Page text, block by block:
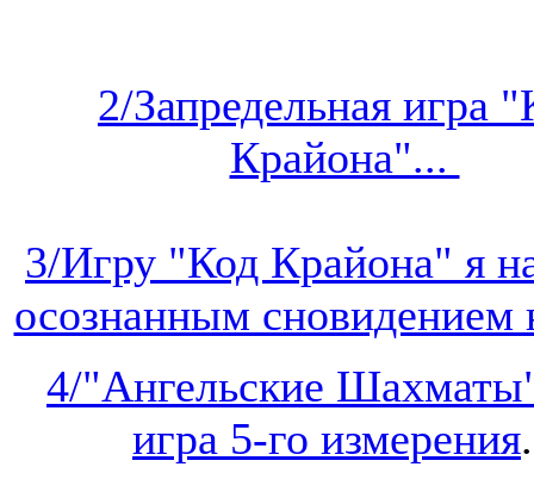
2/Запредельная игра
Крайона"...
3/Игру "Код Крайона" я
осознанным сновидением
4/"Ангельские
игра 5-го измерения